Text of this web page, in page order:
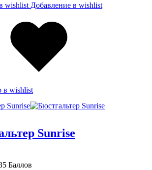
wishlist Добавление в wishlist
в wishlist
Sunrise
Баллов